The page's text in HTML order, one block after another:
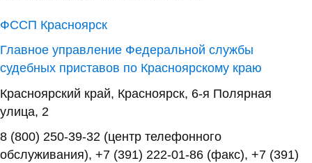
ФССП Красноярск
Главное управление Федеральной службы
судебных приставов по Красноярскому краю
Красноярский край, Красноярск, 6-я Полярная
улица, 2
8 (800) 250-39-32 (центр телефонного
обслуживания), +7 (391) 222-01-86 (факс), +7 (391)